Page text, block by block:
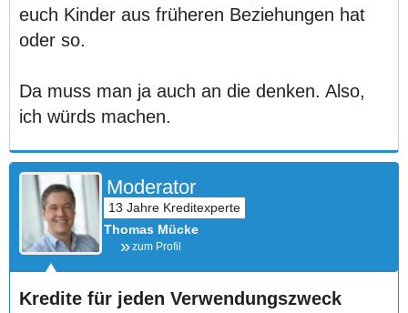
euch Kinder aus früheren Beziehungen hat
oder so.
Da muss man ja auch an die denken. Also,
ich würds machen.
Moderator
Thomas Mücke
zum Profil
Kredite für jeden Verwendungszweck